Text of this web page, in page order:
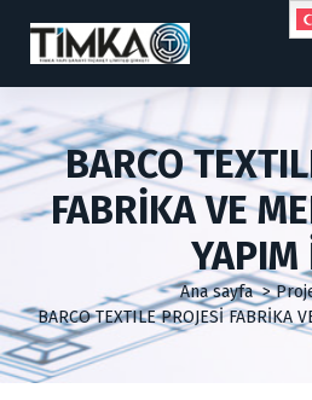
r
ğ
e
g
BARCO
FABRİKA VE
YAPIM
Ana sayfa>
BARCO TEXTILE PROJESİ FABRİKA